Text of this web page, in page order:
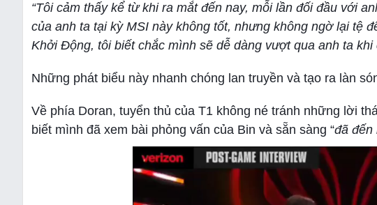
“Tôi cảm thấy kể từ khi ra mắt đến nay, mỗi lần đối đầu với
của anh ta tại kỳ MSI này không tốt, nhưng không ngờ lại tệ
Khởi Động, tôi biết chắc mình sẽ dễ dàng vượt qua anh ta khi
Những phát biểu này nhanh chóng lan truyền và tạo ra làn
Về phía Doran, tuyển thủ của T1 không né tránh những lời
biết mình đã xem bài phỏng vấn của Bin và sẵn sàng “đã đến